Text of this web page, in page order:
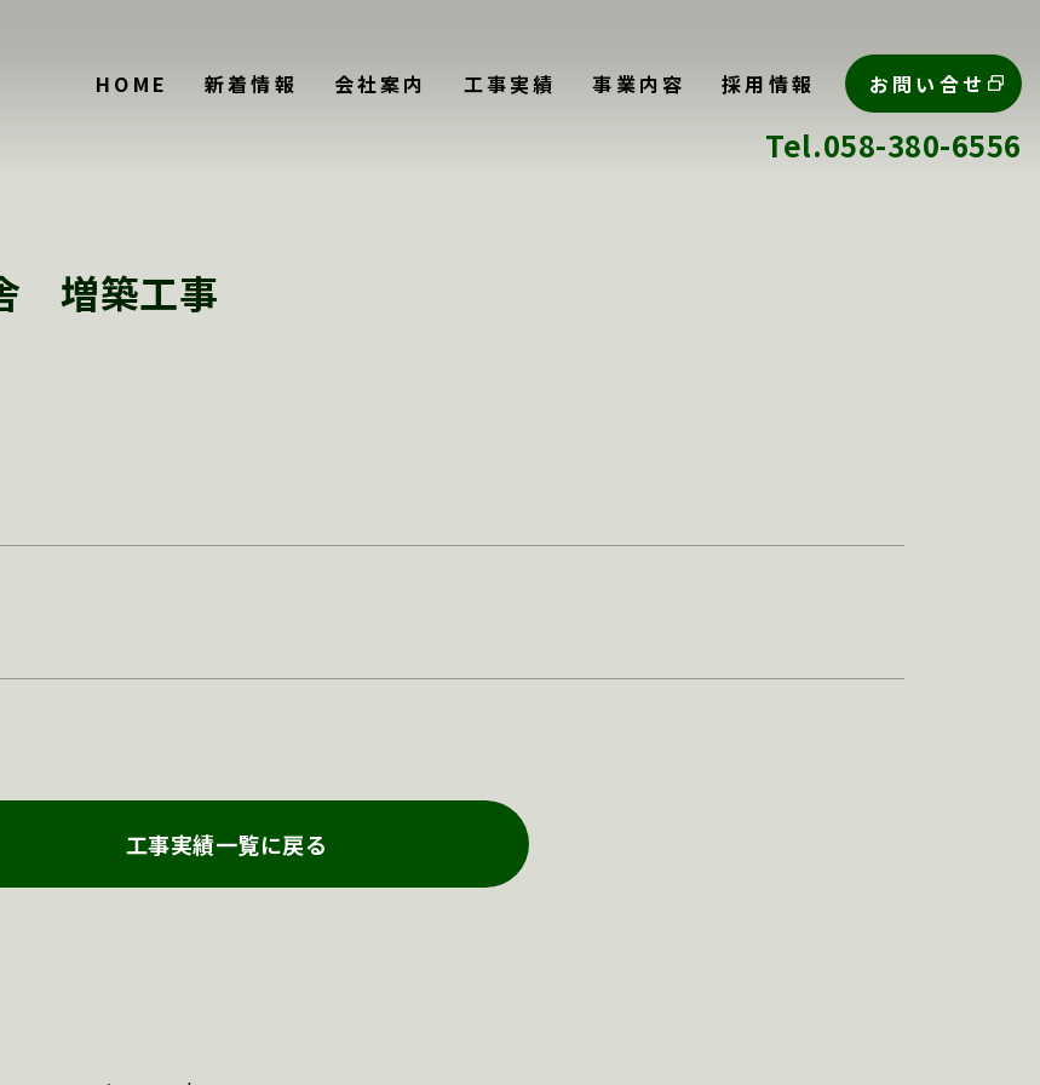
HOME 新着情報 会社案内 工事実績 事業内容 採用情報 お問い合せ
Tel.058-380-6556
増築工事
工事実績一覧に戻る